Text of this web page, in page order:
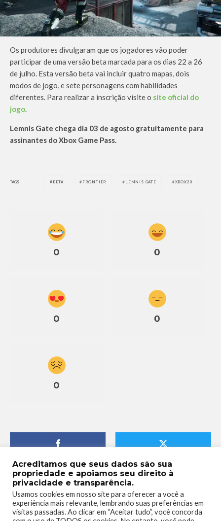
Os produtores divulgaram que os jogadores vão poder
participar de uma versão beta marcada para os dias 22 a 26
de julho. Esta versão beta vai incluir quatro mapas, dois
modos de jogo, e sete personagens com habilidades
diferentes. Para realizar a inscrição visite o site oficial do
jogo.
Lemnis Gate chega dia 03 de agosto gratuitamente para
assinantes do Xbox Game Pass.
TAGS BETA FRONTIER LEMNIS GATE XBOX20
0 0
0 0
0
Acreditamos que seus dados são sua
propriedade e apoiamos seu direito à
privacidade e transparência.
Usamos cookies em nosso site para oferecer a você a
experiência mais relevante, lembrando suas preferências em
visitas passadas. Ao clicar em “Aceitar tudo”, você concorda